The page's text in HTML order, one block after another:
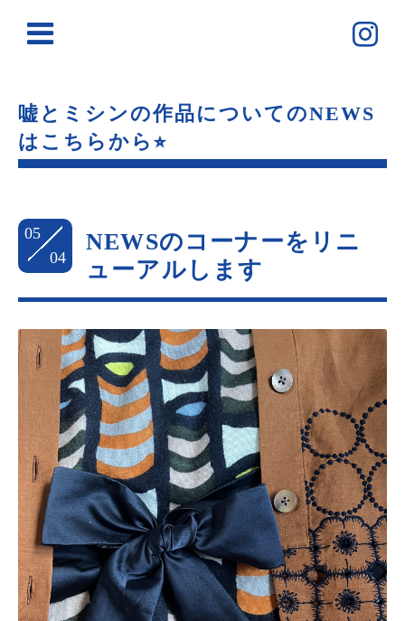
嘘とミシンの作品についてのNEWS
はこちらから⭐︎
05
04
NEWSのコーナーをリニ
ューアルします